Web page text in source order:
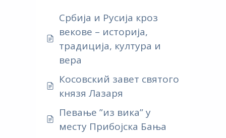
Србија и Русија кроз
векове – историја,
традиција, култура и
вера
Косовский завет святого
князя Лазаря
Певање ”из вика” у
месту Прибојска Бања